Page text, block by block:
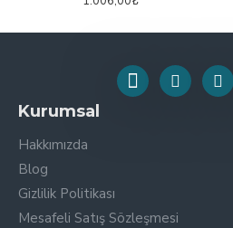
Kurumsal
Hakkımızda
Blog
Gizlilik Politikası
Mesafeli Satış Sözleşmesi